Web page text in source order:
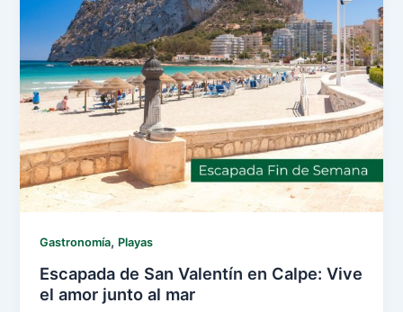
Gastronomía, Playas
Escapada de San Valentín en Calpe: Vive
el amor junto al mar